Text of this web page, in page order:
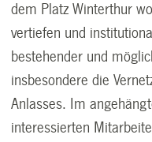
dem Platz Winterthur
vertiefen und
bestehender und
insbesondere die
Anlasses. Im
interessierten